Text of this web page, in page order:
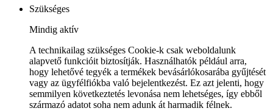
Szükséges
Mindig aktív
A technikailag szükséges Cookie-k csak weboldalunk
alapvető funkcióit biztosítják. Használhatók például arra,
hogy lehetővé tegyék a termékek bevásárlókosarába gyűjtését
vagy az ügyfélfiókba való bejelentkezést. Ez azt jelenti, hogy
semmilyen következtetés levonása nem lehetséges, így ebből
származó adatot soha nem adunk át harmadik félnek.